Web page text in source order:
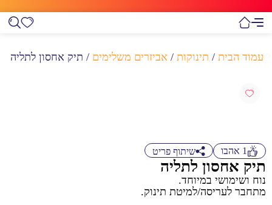
עמוד הבית / תינוקות / אביזרים משלימים / תיק אחסון לתליה
1 אהבו שיתוף פריט
תיק אחסון לתליה
נוח ושימושי במיוחד.
מתחבר לעריסה/למיטת תינוק.